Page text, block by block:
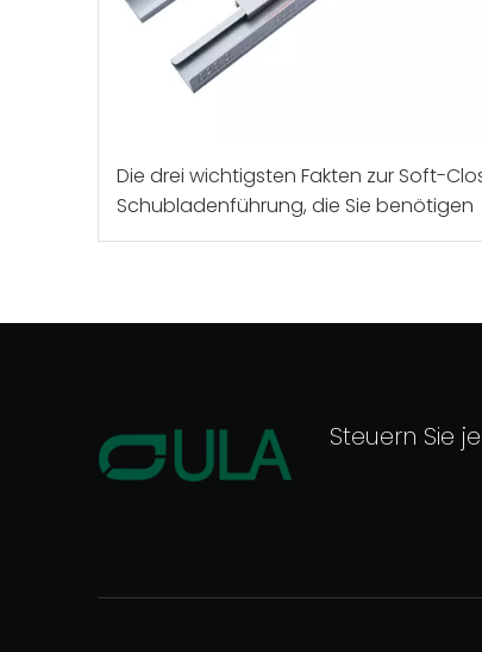
Die drei wichtigsten Fakten zur Soft-
Schubladenführung, die Sie benötigen
Steuern Sie